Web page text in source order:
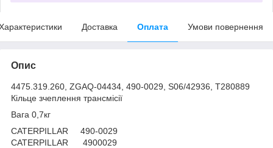
Доставка Оплата Умови повернення
Опис
4475.319.260, ZGAQ-04434, 490-0029, S06/42936, T280889
Кільце зчеплення трансмісії
Вага 0,7кг
CATERPILLAR 490-0029
CATERPILLAR 4900029